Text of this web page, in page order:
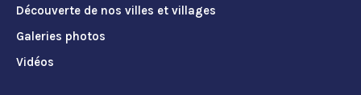
Découverte de nos villes et villages
Galeries photos
Vidéos